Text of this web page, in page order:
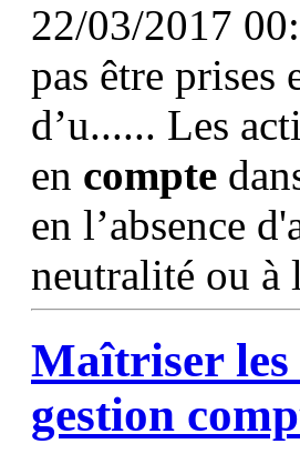
22/03/2017
pas être prises
d’u...... Les
en compte
en l’absence
neutralité ou à
Maîtriser les
gestion